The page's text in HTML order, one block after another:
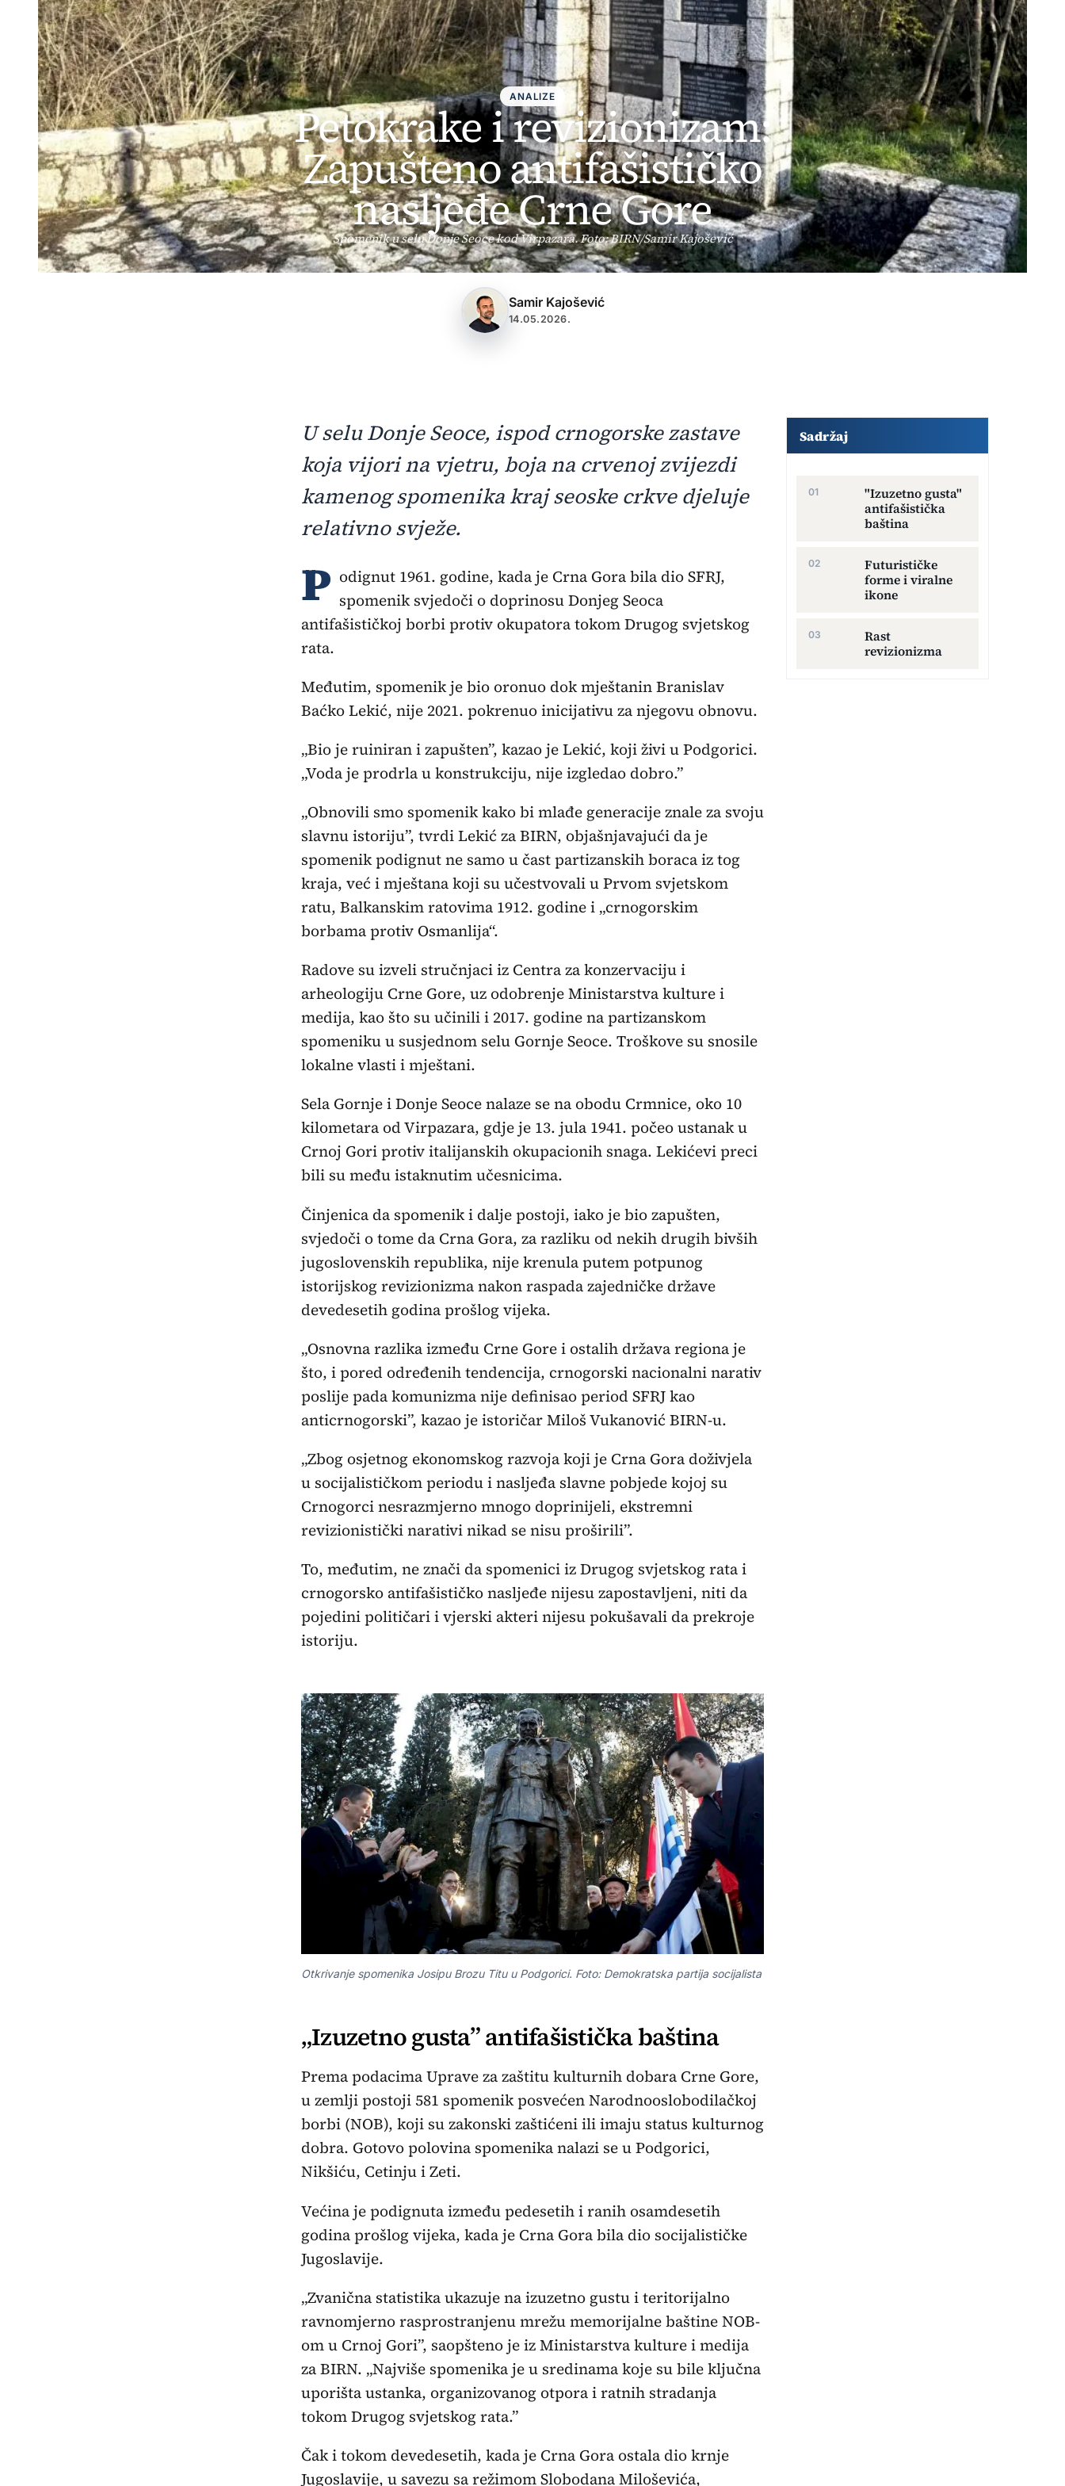
ANALIZE
Petokrake i revizionizam:
Zapušteno antifašističko
nasljeđe Crne Gore
Spomenik u selu Donje Seoce kod Virpazara. Foto: BIRN/Samir Kajošević
Samir Kajošević
14.05.2026.
U selu Donje Seoce, ispod crnogorske zastave
koja vijori na vjetru, boja na crvenoj zvijezdi
kamenog spomenika kraj seoske crkve djeluje
relativno svježe.
P odignut 1961. godine, kada je Crna Gora bila dio SFRJ,
spomenik svjedoči o doprinosu Donjeg Seoca
antifašističkoj borbi protiv okupatora tokom Drugog svjetskog
rata.
Međutim, spomenik je bio oronuo dok mještanin Branislav
Baćko Lekić, nije 2021. pokrenuo inicijativu za njegovu obnovu.
„Bio je ruiniran i zapušten”, kazao je Lekić, koji živi u Podgorici.
„Voda je prodrla u konstrukciju, nije izgledao dobro.”
„Obnovili smo spomenik kako bi mlađe generacije znale za svoju
slavnu istoriju”, tvrdi Lekić za BIRN, objašnjavajući da je
spomenik podignut ne samo u čast partizanskih boraca iz tog
kraja, već i mještana koji su učestvovali u Prvom svjetskom
ratu, Balkanskim ratovima 1912. godine i „crnogorskim
borbama protiv Osmanlija“.
Radove su izveli stručnjaci iz Centra za konzervaciju i
arheologiju Crne Gore, uz odobrenje Ministarstva kulture i
medija, kao što su učinili i 2017. godine na partizanskom
spomeniku u susjednom selu Gornje Seoce. Troškove su snosile
lokalne vlasti i mještani.
Sela Gornje i Donje Seoce nalaze se na obodu Crmnice, oko 10
kilometara od Virpazara, gdje je 13. jula 1941. počeo ustanak u
Crnoj Gori protiv italijanskih okupacionih snaga. Lekićevi preci
bili su među istaknutim učesnicima.
Činjenica da spomenik i dalje postoji, iako je bio zapušten,
svjedoči o tome da Crna Gora, za razliku od nekih drugih bivših
jugoslovenskih republika, nije krenula putem potpunog
istorijskog revizionizma nakon raspada zajedničke države
devedesetih godina prošlog vijeka.
„Osnovna razlika između Crne Gore i ostalih država regiona je
što, i pored određenih tendencija, crnogorski nacionalni narativ
poslije pada komunizma nije definisao period SFRJ kao
anticrnogorski”, kazao je istoričar Miloš Vukanović BIRN-u.
„Zbog osjetnog ekonomskog razvoja koji je Crna Gora doživjela
u socijalističkom periodu i nasljeđa slavne pobjede kojoj su
Crnogorci nesrazmjerno mnogo doprinijeli, ekstremni
revizionistički narativi nikad se nisu proširili”.
To, međutim, ne znači da spomenici iz Drugog svjetskog rata i
crnogorsko antifašističko nasljeđe nijesu zapostavljeni, niti da
pojedini političari i vjerski akteri nijesu pokušavali da prekroje
istoriju.
Otkrivanje spomenika Josipu Brozu Titu u Podgorici. Foto: Demokratska partija socijalista
„Izuzetno gusta” antifašistička baština
Prema podacima Uprave za zaštitu kulturnih dobara Crne Gore,
u zemlji postoji 581 spomenik posvećen Narodnooslobodilačkoj
borbi (NOB), koji su zakonski zaštićeni ili imaju status kulturnog
dobra. Gotovo polovina spomenika nalazi se u Podgorici,
Nikšiću, Cetinju i Zeti.
Većina je podignuta između pedesetih i ranih osamdesetih
godina prošlog vijeka, kada je Crna Gora bila dio socijalističke
Jugoslavije.
„Zvanična statistika ukazuje na izuzetno gustu i teritorijalno
ravnomjerno rasprostranjenu mrežu memorijalne baštine NOB-
om u Crnoj Gori”, saopšteno je iz Ministarstva kulture i medija
za BIRN. „Najviše spomenika je u sredinama koje su bile ključna
uporišta ustanka, organizovanog otpora i ratnih stradanja
tokom Drugog svjetskog rata.”
Čak i tokom devedesetih, kada je Crna Gora ostala dio krnje
Jugoslavije, u savezu sa režimom Slobodana Miloševića,
Sadržaj
"Izuzetno gusta"
antifašistička
baština
Futurističke
forme i viralne
ikone
Rast
revizionizma